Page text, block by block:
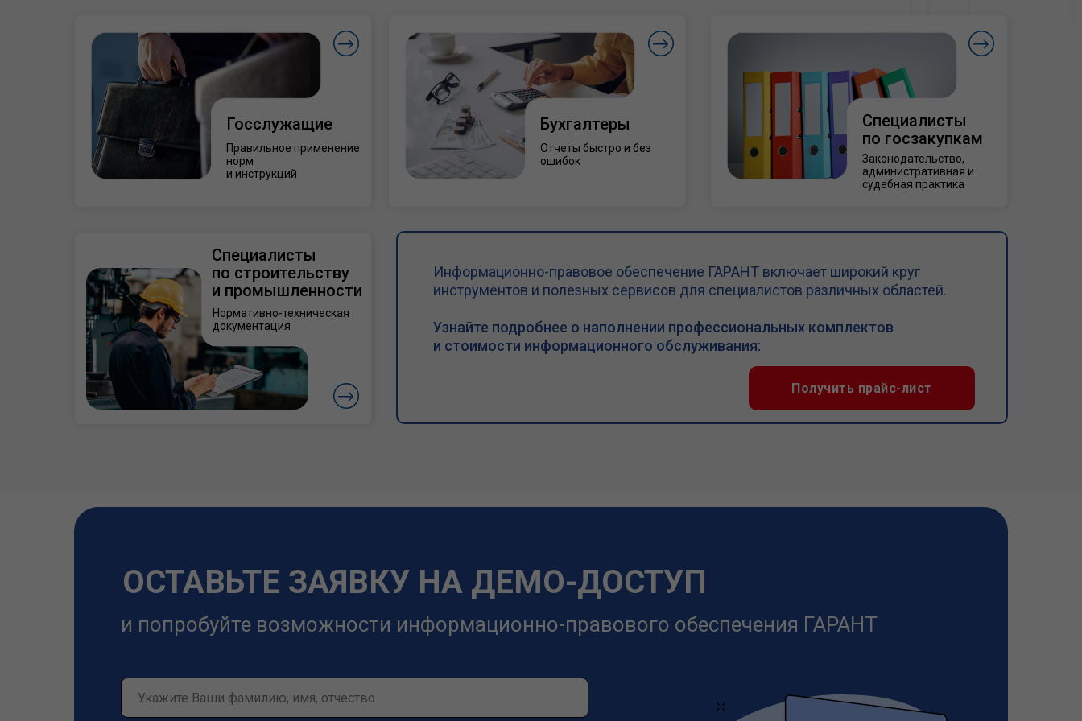
Госслужащие
Правильное применение
норм
и инструкций
Бухгалтеры
Отчеты быстро и без
ошибок
Специалисты
по госзакупкам
Законодательство,
административная и
судебная практика
Получить прайс-лист
Специалисты
по строительству
и промышленности
Нормативно-техническая
документация
Информационно-правовое обеспечение ГАРАНТ включает широкий круг
инструментов и полезных сервисов для специалистов различных областей.
Узнайте подробнее о наполнении профессиональных комплектов
и стоимости информационного обслуживания:
и попробуйте возможности информационно-правового обеспечения ГАРАНТ
ОСТАВЬТЕ ЗАЯВКУ НА ДЕМО-ДОСТУП